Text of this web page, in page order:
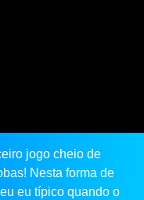
jogo cheio de
Nesta forma de
eu típico quando o